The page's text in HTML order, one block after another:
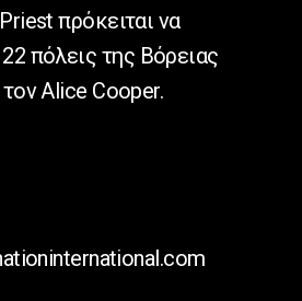
πρόκειται να
πόλεις της Βόρειας
Alice Cooper.